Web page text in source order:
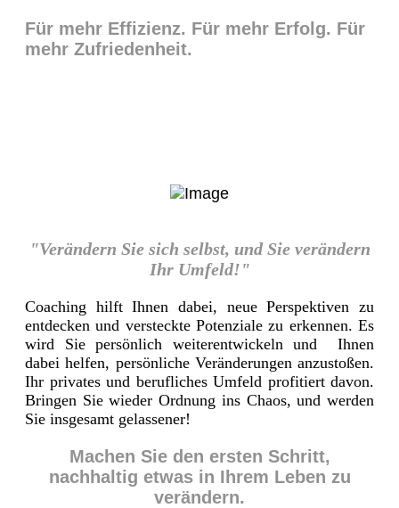
Für mehr Effizienz. Für mehr Erfolg. Für
mehr Zufriedenheit.
"Verändern Sie sich selbst, und Sie verändern
Ihr Umfeld!"
Coaching hilft Ihnen dabei, neue Perspektiven zu
entdecken und versteckte Potenziale zu erkennen. Es
wird Sie persönlich weiterentwickeln und Ihnen
dabei helfen, persönliche Veränderungen anzustoßen.
Ihr privates und berufliches Umfeld profitiert davon.
Bringen Sie wieder Ordnung ins Chaos, und werden
Sie insgesamt gelassener!
Machen Sie den ersten Schritt,
nachhaltig etwas in Ihrem Leben zu
verändern.